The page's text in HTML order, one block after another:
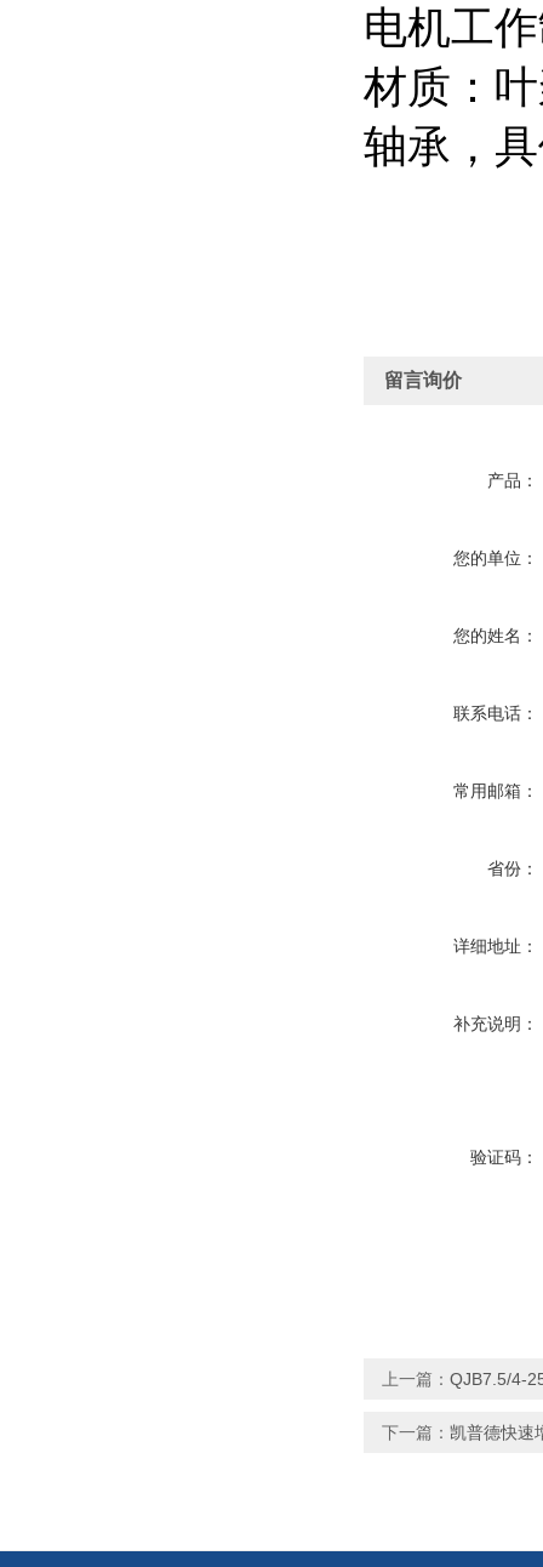
电机工
材质：
轴承，
留言询价
产品：
您的单位：
您的姓名：
联系电话：
常用邮箱：
省份：
详细地址：
补充说明：
验证码：
上一篇： QJB7.5/4-
下一篇： 凯普德快速